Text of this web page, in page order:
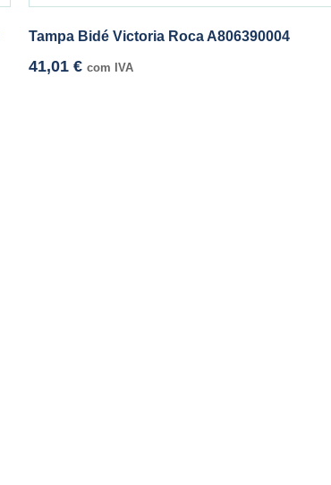
Tampa Bidé Victoria Roca A806390004
41,01 € com IVA